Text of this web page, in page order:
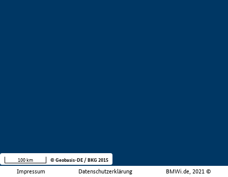
Impressum Datenschutzerklärung BMWi.de, 2021 ©
100 km © Geobasis-DE / BKG 2015